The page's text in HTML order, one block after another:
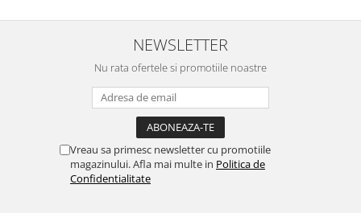
NEWSLETTER
Nu rata ofertele si promotiile noastre
Vreau sa primesc newsletter cu promotiile
magazinului. Afla mai multe in Politica de
Confidentialitate